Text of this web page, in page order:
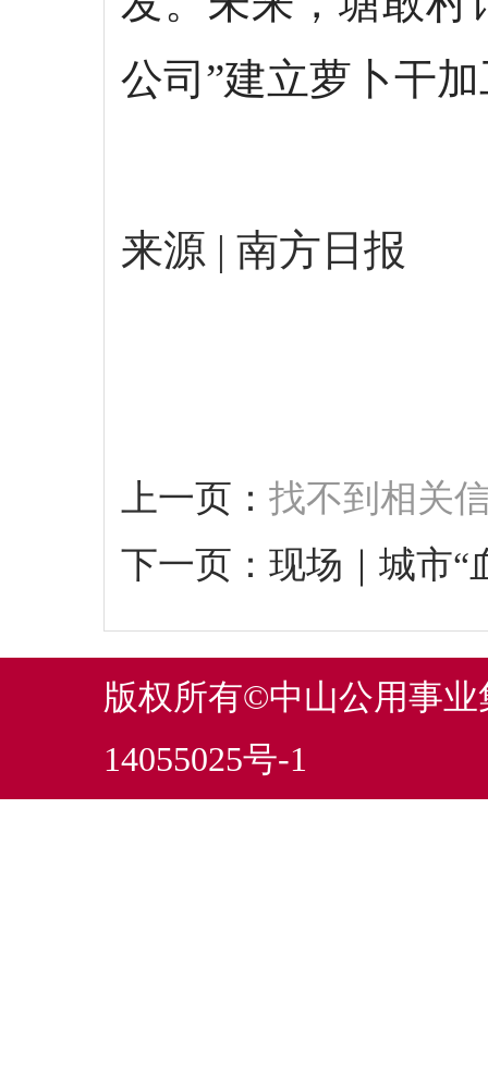
公司”建立萝卜干
来源 | 南方日报
上一页： 找不到相关
下一页： 现场｜城市“
版权所有©中山公用事
14055025号-1